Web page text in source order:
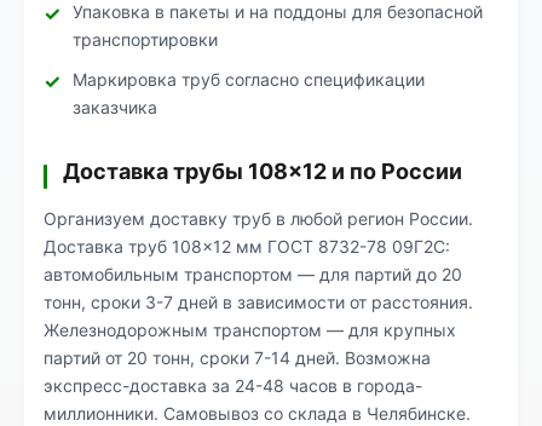
Упаковка в пакеты и на поддоны для безопасной
транспортировки
Маркировка труб согласно спецификации
заказчика
Доставка трубы 108×12 и по России
Организуем доставку труб в любой регион России.
Доставка труб 108×12 мм ГОСТ 8732-78 09Г2С:
автомобильным транспортом — для партий до 20
тонн, сроки 3-7 дней в зависимости от расстояния.
Железнодорожным транспортом — для крупных
партий от 20 тонн, сроки 7-14 дней. Возможна
экспресс-доставка за 24-48 часов в города-
миллионники. Самовывоз со склада в Челябинске.